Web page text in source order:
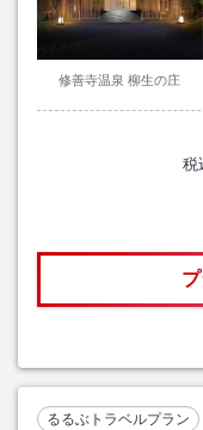
修善寺温泉 柳生の庄
税
るるぶトラベルプラン